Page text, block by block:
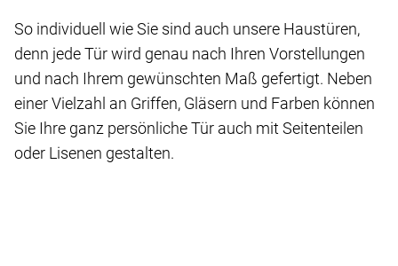
So individuell wie Sie sind auch unsere Haustüren,
denn jede Tür wird genau nach Ihren Vorstellungen
und nach Ihrem gewünschten Maß gefertigt. Neben
einer Vielzahl an Griffen, Gläsern und Farben können
Sie Ihre ganz persönliche Tür auch mit Seitenteilen
oder Lisenen gestalten.